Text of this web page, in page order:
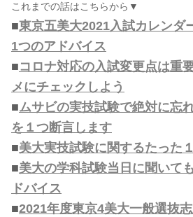
これまでの話はこちらから▼
■東京五美大2021入試カレンダ
1つのアドバイス
■コロナ対応の入試変更点は重
メにチェックしよう
■ムサビの実技試験で絶対に忘
を１つ断言します
■美大実技試験に関するたった
■美大の学科試験当日に聞いて
ドバイス
■2021年度東京4美大一般選抜志
お問い合わせ